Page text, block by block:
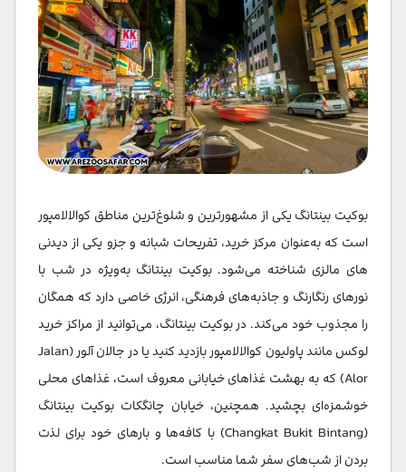
بوکیت بینتانگ یکی از مشهورترین و شلوغ‌ترین مناطق کوالالامپور
است که به‌عنوان مرکز خرید، تفریحات شبانه و جزو یکی از دیدنی
های مالزی شناخته می‌شود. بوکیت بینتانگ به‌ویژه در شب‌ با
نورهای رنگارنگ و جاذبه‌های فرهنگی، انرژی خاصی دارد که همگان
را مجذوب خود می‌کند. در بوکیت بینتانگ، می‌توانید از مراکز خرید
لوکس مانند پاولیون کوالالامپور بازدید کنید یا در جالان آلور (Jalan
Alor) که به بهشت غذاهای خیابانی معروف است، غذاهای محلی
خوشمزه‌ای بچشید. همچنین، خیابان چانگکات بوکیت بینتانگ
(Changkat Bukit Bintang) با کافه‌ها و بارهای خود برای لذت
بردن از شب‌های سفر شما مناسب است.